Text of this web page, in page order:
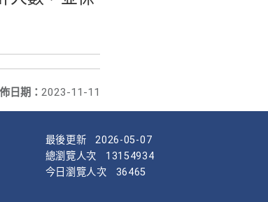
日期： 2023-11-11
最後更新
2026-05-07
總瀏覽人次
13154934
今日瀏覽人次
36465